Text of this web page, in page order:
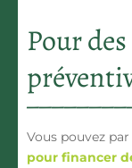
Pour
Vous pouvez
pour financer